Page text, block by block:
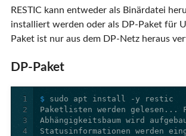
RESTIC kann entweder als Binärdatei
installiert werden oder als DP-Paket für
Paket ist nur aus dem DP-Netz heraus
DP-Paket
1
2
3
4
$